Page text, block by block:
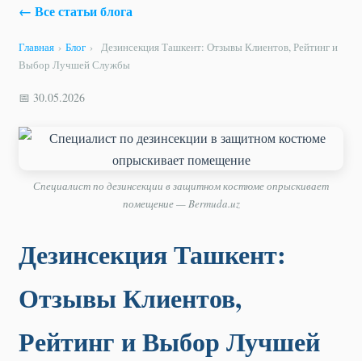
← Все статьи блога
Главная › Блог ›
Дезинсекция Ташкент: Отзывы Клиентов, Рейтинг и
Выбор Лучшей Службы
📅 30.05.2026
Специалист по дезинсекции в защитном костюме опрыскивает
помещение — Bermuda.uz
Дезинсекция Ташкент:
Отзывы Клиентов,
Рейтинг и Выбор Лучшей